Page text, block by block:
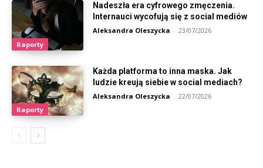
Raporty
Nadeszła era cyfrowego zmęczenia.
Internauci wycofują się z social mediów
Aleksandra Oleszycka - 23/07/2026
Raporty
Każda platforma to inna maska. Jak
ludzie kreują siebie w social mediach?
Aleksandra Oleszycka - 22/07/2026